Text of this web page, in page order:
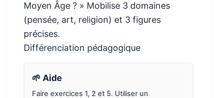
Moyen Âge ? » Mobilise 3 domaines
(pensée, art, religion) et 3 figures
précises.
Différenciation pédagogique
🌱 Aide
Faire exercices 1, 2 et 5. Utiliser un